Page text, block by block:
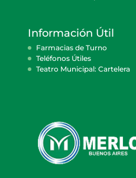
Información Útil
Farmacias de Turno
Teléfonos Útiles
Teatro Municipal: Cartelera